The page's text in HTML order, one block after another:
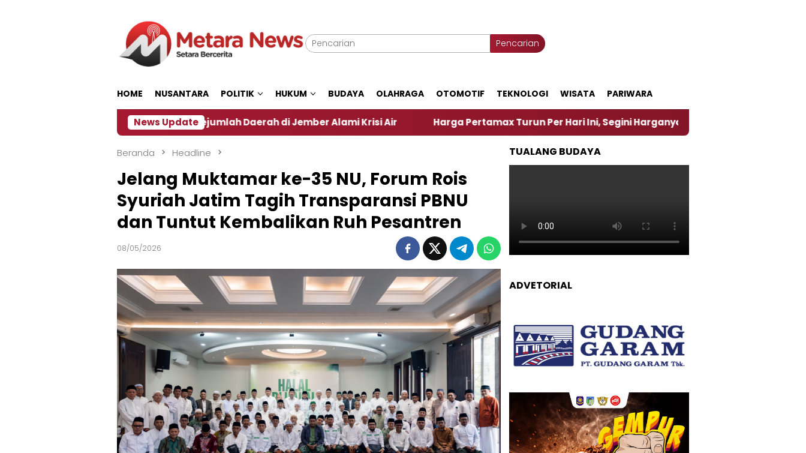
Pencarian
HOME NUSANTARA POLITIK HUKUM BUDAYA OLAHRAGA OTOMOTIF TEKNOLOGI WISATA PARIWARA
News Update
Dampak El Nino, Sejumlah Daerah di Jember Alami Krisi Air Harga Pertamax Turun Per Hari Ini, Segini Harganya ‎Nasirun Maestro Lukis Pemadu
Beranda Headline
Jelang Muktamar ke-35 NU, Forum Rois
Syuriah Jatim Tagih Transparansi PBNU
dan Tuntut Kembalikan Ruh Pesantren
08/05/2026
TUALANG BUDAYA
ADVETORIAL